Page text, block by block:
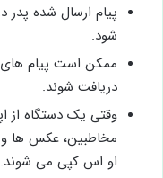
پیام ارسال شده
شود.
ممکن است پیام
دریافت شوند.
وقتی یک دستگاه از
مخاطبین، عکس ها و
او اس کپی می شوند.